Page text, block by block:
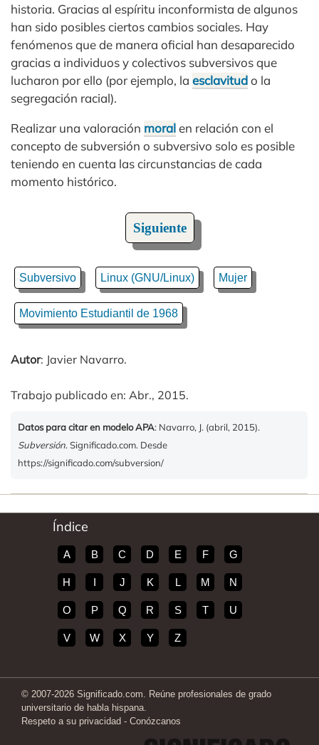
historia. Gracias al espíritu inconformista de algunos
han sido posibles ciertos cambios sociales. Hay
fenómenos que de manera oficial han desaparecido
gracias a individuos y colectivos subversivos que
lucharon por ello (por ejemplo, la esclavitudo la
segregación racial).
Realizar una valoración moralen relación con el
concepto de subversión o subversivo solo es posible
teniendo en cuenta las circunstancias de cada
momento histórico.
Siguiente
Subversivo Linux (GNU/Linux) Mujer
Movimiento Estudiantil de 1968
Autor: Javier Navarro.
Trabajo publicado en: Abr., 2015.
Datos para citar en modelo APA: Navarro, J. (abril, 2015).
Subversión. Significado.com. Desde
https://significado.com/subversion/
Índice
A B C D E F G
H I J K L M N
O P Q R S T U
V W X Y Z
© 2007-2026 Significado.com. Reúne profesionales de grado
universitario de habla hispana.
Respeto a su privacidad - Conózcanos